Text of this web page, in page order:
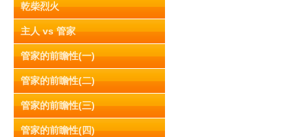
乾柴烈火
主人 vs 管家
管家的前瞻性(一)
管家的前瞻性(二)
管家的前瞻性(三)
管家的前瞻性(四)